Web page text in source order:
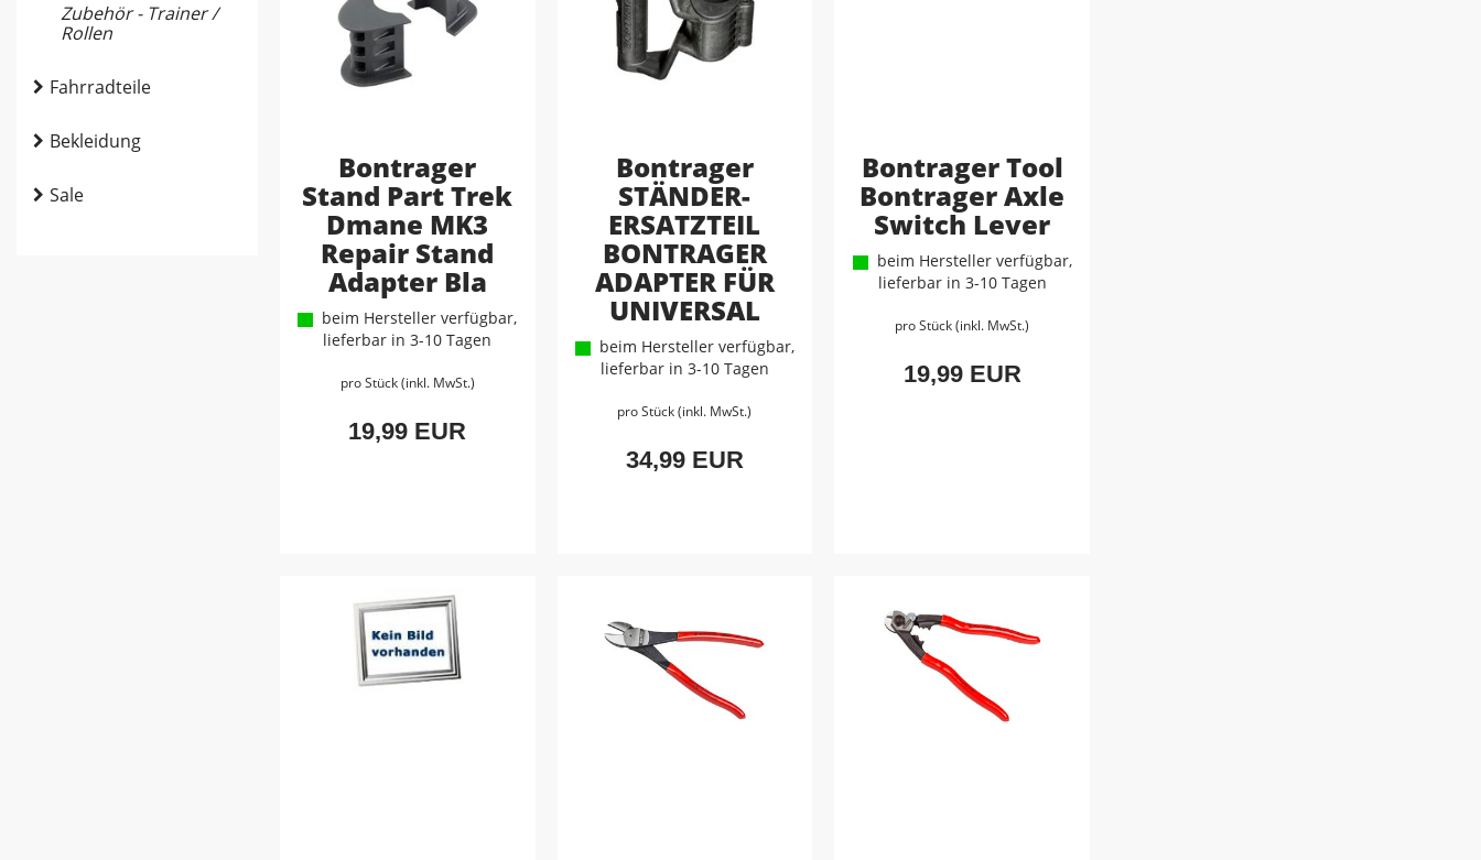
Zubehör - Trainer /
Rollen
Fahrradteile
Bekleidung
Sale
Bontrager
Stand Part Trek
Dmane MK3
Repair Stand
Adapter Bla
beim Hersteller verfügbar,
lieferbar in 3-10 Tagen
pro Stück (inkl. MwSt.)
19,99 EUR
Bontrager
STÄNDER-
ERSATZTEIL
BONTRAGER
ADAPTER FÜR
UNIVERSAL
beim Hersteller verfügbar,
lieferbar in 3-10 Tagen
pro Stück (inkl. MwSt.)
34,99 EUR
Bontrager Tool
Bontrager Axle
Switch Lever
beim Hersteller verfügbar,
lieferbar in 3-10 Tagen
pro Stück (inkl. MwSt.)
19,99 EUR